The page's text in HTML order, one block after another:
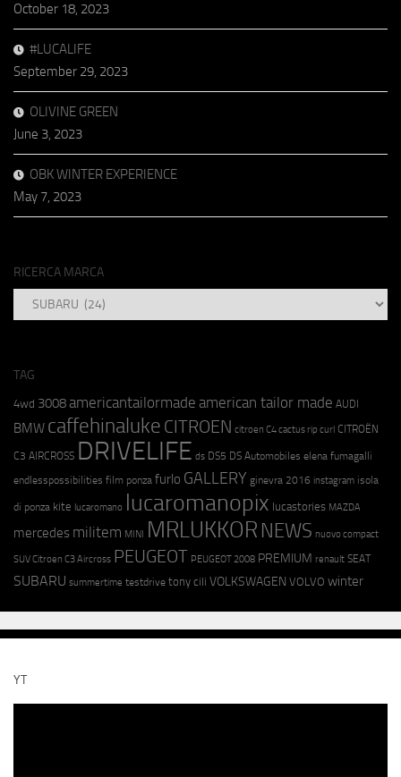
October 18, 2023
#LUCALIFE
September 29, 2023
OLIVINE GREEN
June 3, 2023
OBK WINTER EXPERIENCE
May 7, 2023
RICERCA MARCA
RICERCA
MARCA
TAG
4wd 3008americantailormade american tailor made AUDI
BMW caffehinaluke CITROEN citroen C4 cactus rip curl CITROËN
C3 AIRCROSS DRIVELIFE ds DS5 DS Automobiles elena fumagalli
endlesspossibilities film ponza furlo GALLERY ginevra 2016 instagram isola
di ponza kite lucaromano lucaromanopix lucastories MAZDA
mercedes militem MINI MRLUKKOR NEWS nuovo compact
SUV Citroen C3 Aircross PEUGEOT PEUGEOT 2008 PREMIUM renault SEAT
SUBARU summertime testdrive tony cili VOLKSWAGEN VOLVO winter
YT